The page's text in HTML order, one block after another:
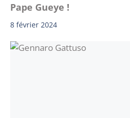
Pape Gueye !
8 février 2024